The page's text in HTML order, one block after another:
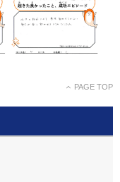
PAGE TOP